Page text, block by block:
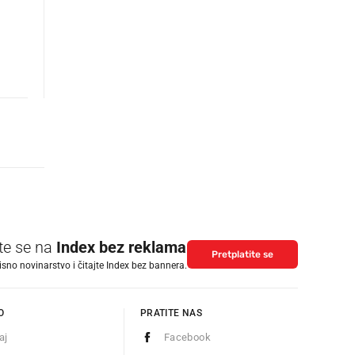
se na Index bez reklama
novinarstvo i čitajte Index bez bannera.
Pretplatite se
PRATITE NAS
Facebook